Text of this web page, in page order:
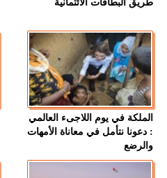
طريق البطاقات الائتمانية
الملكة في يوم اللاجىء العالمي
: دعونا نتأمل في معاناة الأمهات
والرضع